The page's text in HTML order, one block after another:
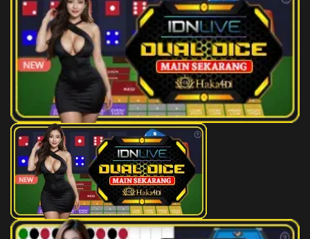
175
Jendral,Jenderal - Kerbau -
Mendayung - Kates (Pepaya) -
Jala - Bima
2D
09 (33-
87-88-
37)
176
Kelenteng - Kelabang -
Menyelam - Kelapa - Bir - Sang
Pamuji
2D
10 (18-
82-03-
32)
177
Menteri Serakah - Anjing - Lari
Cepat - Sapu - Kipas - Sengkuni
2D
11 (15-
178
Potong Babi - Onta - Tolak
Peluru - Jembatan - Spet
(Suntikan) - Jaya Langsuan
179
Pemadat - Bangau - Lempar
Lembing - Durian - Telepon -
2D
17 (08-
88-13-